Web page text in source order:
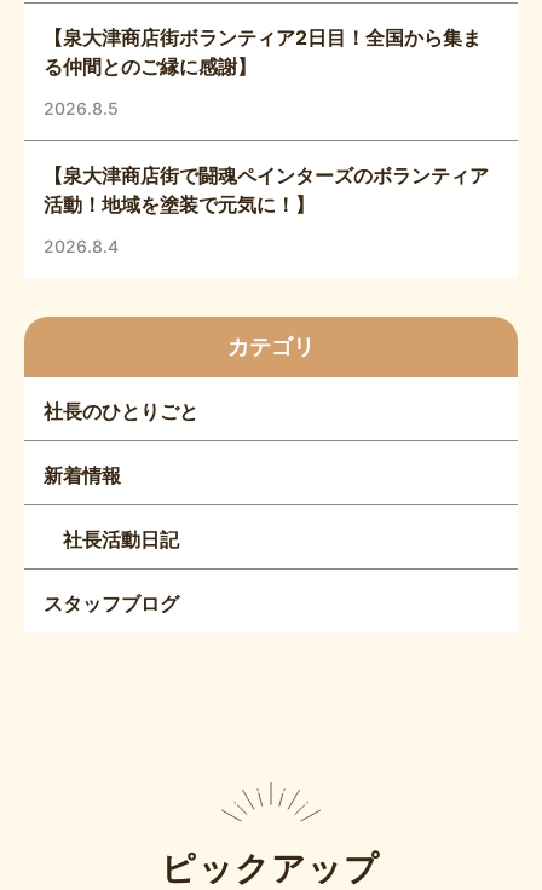
【泉大津商店街ボランティア2日目！全国から集ま
る仲間とのご縁に感謝】
2026.8.5
【泉大津商店街で闘魂ペインターズのボランティア
活動！地域を塗装で元気に！】
2026.8.4
カテゴリ
社長のひとりごと
新着情報
社長活動日記
スタッフブログ
ピックアップ